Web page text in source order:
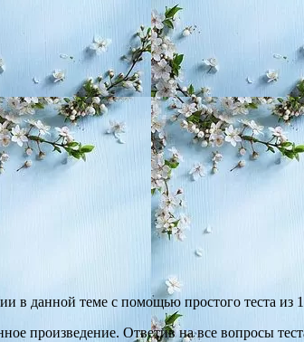
в данной теме с помощью простого теста из
произведение. Ответив на все вопросы